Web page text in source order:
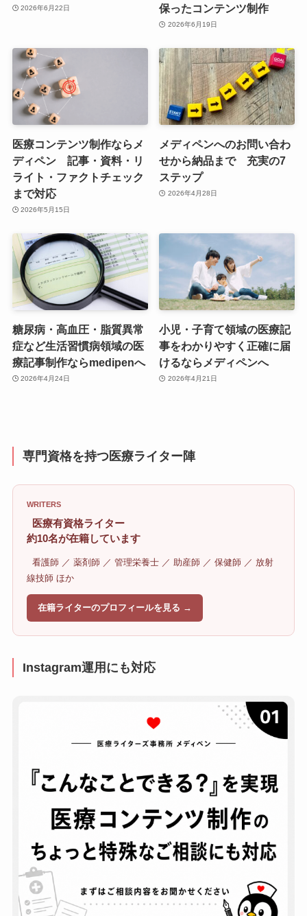
2026年6月22日
保ったコンテンツ制作
2026年6月19日
医療コンテンツ制作ならメ
ディペン 記事・資料・リ
ライト・ファクトチェック
まで対応
2026年5月15日
メディペンへのお問い合わ
せから納品まで 充実の7
ステップ
2026年4月28日
糖尿病・高血圧・脂質異常
症など生活習慣病領域の医
療記事制作ならmedipenへ
2026年4月24日
小児・子育て領域の医療記
事をわかりやすく正確に届
けるならメディペンへ
2026年4月21日
専門資格を持つ医療ライター陣
WRITERS
医療有資格ライター
約10名が在籍しています
看護師 ／ 薬剤師 ／ 管理栄養士 ／ 助産師 ／ 保健師 ／ 放射
線技師 ほか
在籍ライターのプロフィールを見る →
Instagram運用にも対応